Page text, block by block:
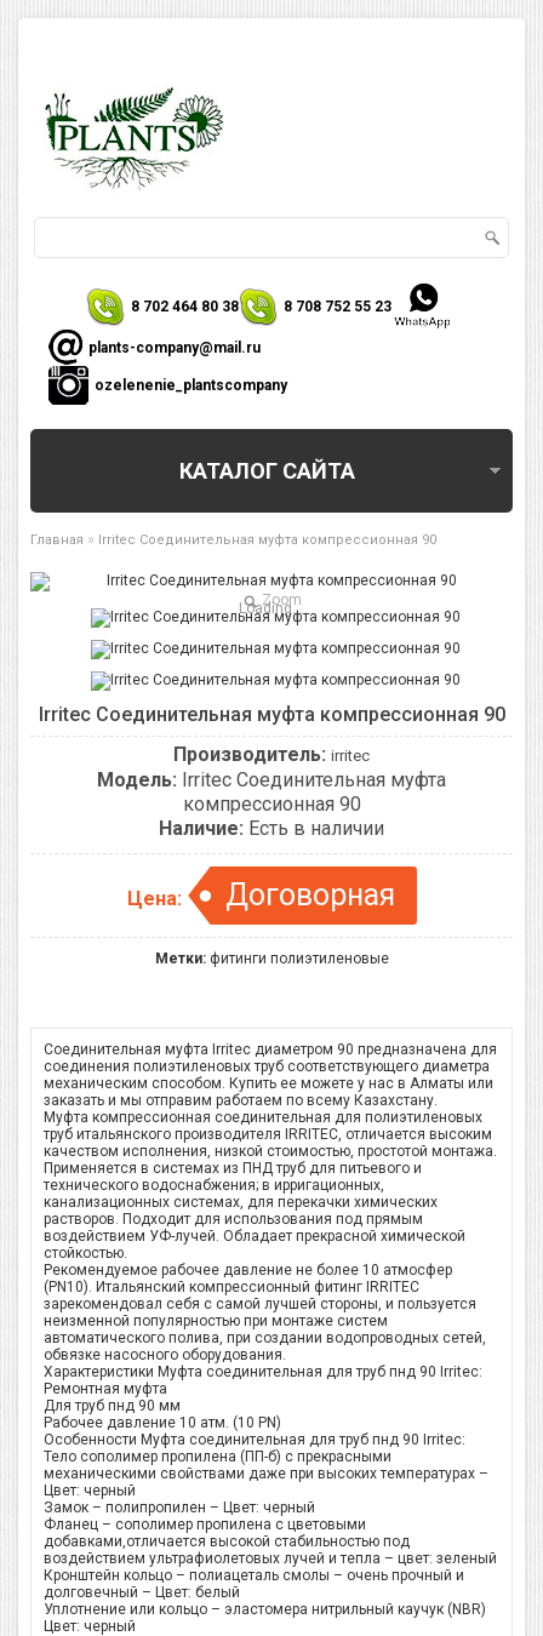
8 702 464 80 38 8 708 752 55 23
plants-company@mail.ru
ozelenenie_plantscompany
КАТАЛОГ САЙТА
Главная » Irritec Соединительная муфта компрессионная 90
Zoom
Loading...
Irritec Соединительная муфта компрессионная 90
Производитель: irritec
Модель: Irritec Соединительная муфта
компрессионная 90
Наличие: Есть в наличии
Цена: Договорная
Метки: фитинги полиэтиленовые
Соединительная муфта Irritec диаметром 90 предназначена для
соединения полиэтиленовых труб соответствующего диаметра
механическим способом. Купить ее можете у нас в Алматы или
заказать и мы отправим работаем по всему Казахстану.
Муфта компрессионная соединительная для полиэтиленовых
труб итальянского производителя IRRITEC, отличается высоким
качеством исполнения, низкой стоимостью, простотой монтажа.
Применяется в системах из ПНД труб для питьевого и
технического водоснабжения; в ирригационных,
канализационных системах, для перекачки химических
растворов. Подходит для использования под прямым
воздействием УФ-лучей. Обладает прекрасной химической
стойкостью.
Рекомендуемое рабочее давление не более 10 атмосфер
(PN10). Итальянский компрессионный фитинг IRRITEC
зарекомендовал себя с самой лучшей стороны, и пользуется
неизменной популярностью при монтаже систем
автоматического полива, при создании водопроводных сетей,
обвязке насосного оборудования.
Характеристики Муфта соединительная для труб пнд 90 Irritec:
Ремонтная муфта
Для труб пнд 90 мм
Рабочее давление 10 атм. (10 PN)
Особенности Муфта соединительная для труб пнд 90 Irritec:
Тело сополимер пропилена (ПП-б) с прекрасными
механическими свойствами даже при высоких температурах –
Цвет: черный
Замок – полипропилен – Цвет: черный
Фланец – сополимер пропилена с цветовыми
добавками,отличается высокой стабильностью под
воздействием ультрафиолетовых лучей и тепла – цвет: зеленый
Кронштейн кольцо – полиацеталь смолы – очень прочный и
долговечный – Цвет: белый
Уплотнение или кольцо – эластомера нитрильный каучук (NBR)
Цвет: черный